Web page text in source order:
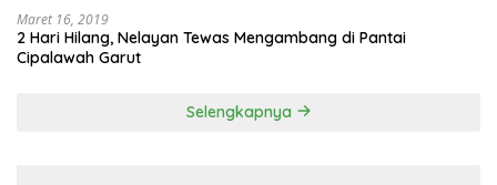
Maret 16, 2019
2 Hari Hilang, Nelayan Tewas Mengambang di Pantai
Cipalawah Garut
Selengkapnya